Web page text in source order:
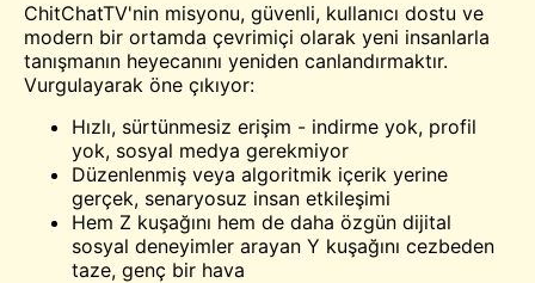
ChitChatTV'nin misyonu, güvenli, kullanıcı dostu ve
modern bir ortamda çevrimiçi olarak yeni insanlarla
tanışmanın heyecanını yeniden canlandırmaktır.
Vurgulayarak öne çıkıyor:
Hızlı, sürtünmesiz erişim - indirme yok, profil
yok, sosyal medya gerekmiyor
Düzenlenmiş veya algoritmik içerik yerine
gerçek, senaryosuz insan etkileşimi
Hem Z kuşağını hem de daha özgün dijital
sosyal deneyimler arayan Y kuşağını cezbeden
taze, genç bir hava